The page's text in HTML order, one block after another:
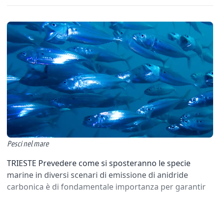
Pesci nel mare
TRIESTE Prevedere come si sposteranno le specie
marine in diversi scenari di emissione di anidride
carbonica è di fondamentale importanza per garantir